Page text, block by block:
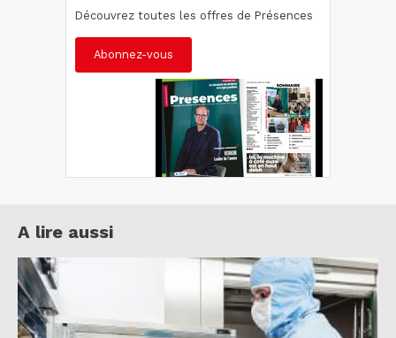
Découvrez toutes les offres de Présences
Abonnez-vous
A lire aussi